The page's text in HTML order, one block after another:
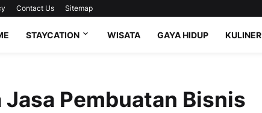
Contact Us Sitemap
STAYCATION WISATA GAYA HIDUP KULINER
Pembuatan Bisnis